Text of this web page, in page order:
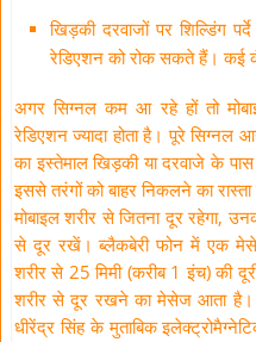
खिड़की दरवाजों पर शिल्डिंग
रेडिएशन को रोक सकते हैं। कई
अगर सिग्नल कम आ रहे हों तो
रेडिएशन ज्यादा होता है। पूरे सिग्नल
का इस्तेमाल खिड़की या दरवाजे के
इससे तरंगों को बाहर निकलने का रास्ता
मोबाइल शरीर से जितना दूर रहेगा,
से दूर रखें। ब्लैकबेरी फोन में एक
शरीर से 25 मिमी (करीब 1 इंच) की
शरीर से दूर रखने का मेसेज आता है।
धीरेंद्र सिंह के मुताबिक